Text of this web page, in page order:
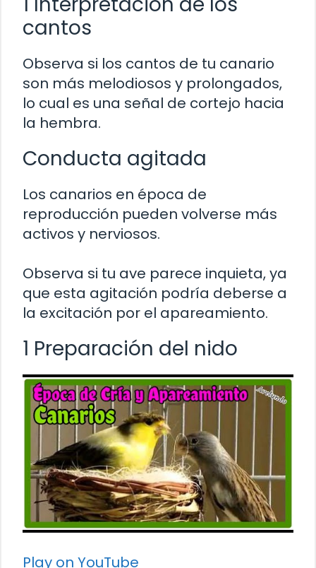
cantos
Observa si los cantos de tu canario
son más melodiosos y prolongados,
lo cual es una señal de cortejo hacia
la hembra.
Conducta agitada
Los canarios en época de
reproducción pueden volverse más
activos y nerviosos.
Observa si tu ave parece inquieta, ya
que esta agitación podría deberse a
la excitación por el apareamiento.
1 Preparación del nido
Play on YouTube